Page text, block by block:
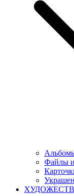
Файлы и